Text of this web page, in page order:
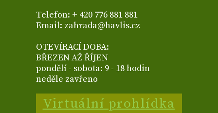
Telefon: + 420 776 881 881
Email: zahrada@havlis.cz
OTEVÍRACÍ DOBA:
BŘEZEN AŽ ŘÍJEN
pondělí - sobota: 9 - 18 hodin
neděle zavřeno
Virtuální prohlídka